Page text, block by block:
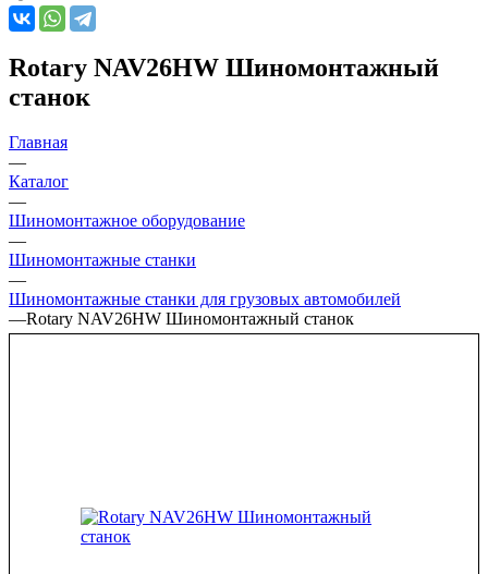
Rotary NAV26HW Шиномонтажный
станок
Главная
—
Каталог
—
Шиномонтажное оборудование
—
Шиномонтажные станки
—
Шиномонтажные станки для грузовых автомобилей
—Rotary NAV26HW Шиномонтажный станок